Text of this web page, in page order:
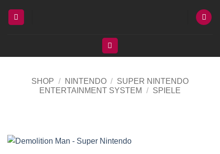
Inhalt
SHOP / NINTENDO / SUPER NINTENDO
ENTERTAINMENT SYSTEM
/ SPIELE